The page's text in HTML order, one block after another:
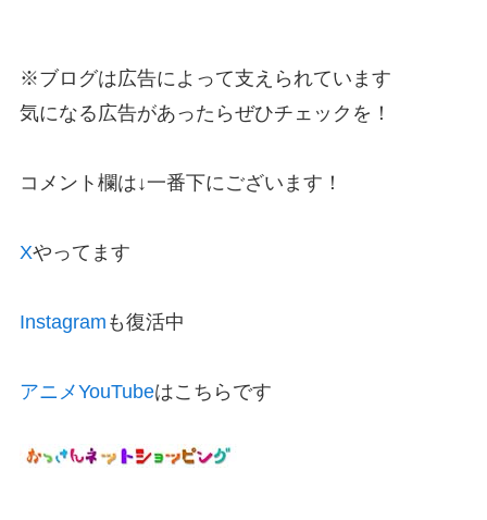
※ブログは広告によって支えられています
気になる広告があったらぜひチェックを！
コメント欄は↓一番下にございます！
Xやってます
Instagram も復活中
アニメYouTubeはこちらです